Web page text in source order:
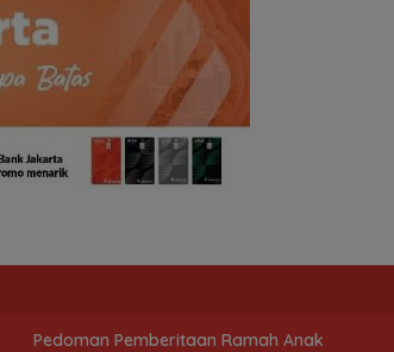
Pedoman Pemberitaan Ramah Anak